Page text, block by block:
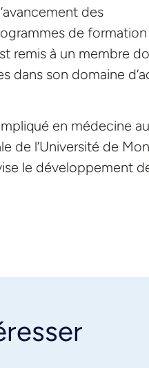
des
de
remis à un membre
dans son domaine
en médecine au
de l’Université de
le développement